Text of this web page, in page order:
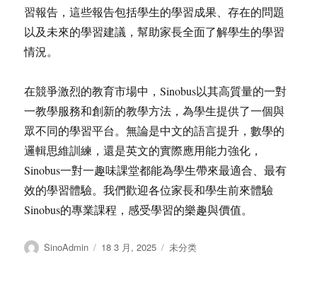
習報告，這些報告包括學生的學習成果、存在的問題
以及未來的學習建議，幫助家長全面了解學生的學習
情況。
在競爭激烈的教育市場中，Sinobus以其高質量的一對
一教學服務和創新的教學方法，為學生提供了一個與
眾不同的學習平台。無論是中文的語言提升，數學的
邏輯思維訓練，還是英文的實際應用能力強化，
Sinobus一對一趣味課堂都能為學生帶來最適合、最有
效的學習體驗。我們歡迎各位家長和學生前來體驗
Sinobus的專業課程，感受學習的樂趣與價值。
作
SinoAdmin
发
18 3 月, 2025
分
未分类